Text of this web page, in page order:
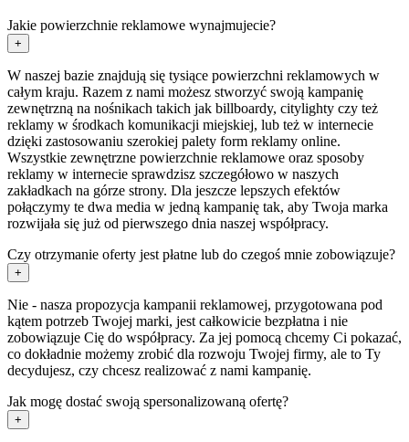
Jakie powierzchnie reklamowe wynajmujecie?
+
W naszej bazie znajdują się tysiące powierzchni reklamowych w
całym kraju. Razem z nami możesz stworzyć swoją kampanię
zewnętrzną na nośnikach takich jak billboardy, citylighty czy też
reklamy w środkach komunikacji miejskiej, lub też w internecie
dzięki zastosowaniu szerokiej palety form reklamy online.
Wszystkie zewnętrzne powierzchnie reklamowe oraz sposoby
reklamy w internecie sprawdzisz szczegółowo w naszych
zakładkach na górze strony. Dla jeszcze lepszych efektów
połączymy te dwa media w jedną kampanię tak, aby Twoja marka
rozwijała się już od pierwszego dnia naszej współpracy.
Czy otrzymanie oferty jest płatne lub do czegoś mnie zobowiązuje?
+
Nie - nasza propozycja kampanii reklamowej, przygotowana pod
kątem potrzeb Twojej marki, jest całkowicie bezpłatna i nie
zobowiązuje Cię do współpracy. Za jej pomocą chcemy Ci pokazać,
co dokładnie możemy zrobić dla rozwoju Twojej firmy, ale to Ty
decydujesz, czy chcesz realizować z nami kampanię.
Jak mogę dostać swoją spersonalizowaną ofertę?
+